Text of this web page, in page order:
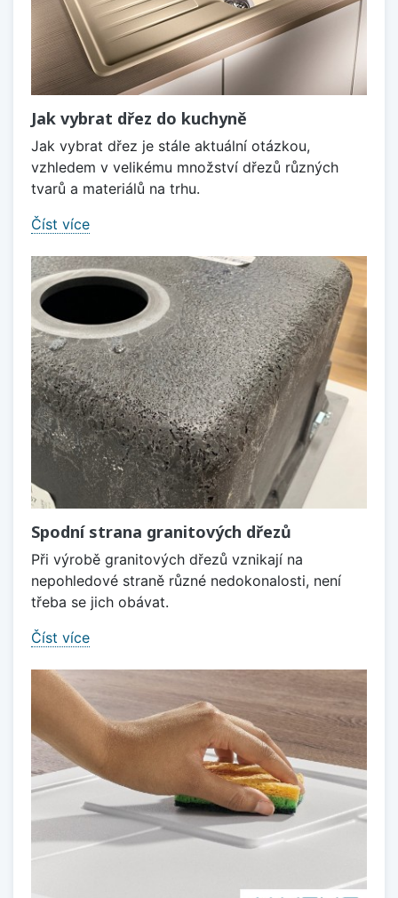
Jak vybrat dřez do kuchyně
Jak vybrat dřez je stále aktuální otázkou,
vzhledem v velikému množství dřezů různých
tvarů a materiálů na trhu.
Číst více
Spodní strana granitových dřezů
Při výrobě granitových dřezů vznikají na
nepohledové straně různé nedokonalosti, není
třeba se jich obávat.
Číst více